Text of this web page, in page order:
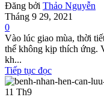
Đăng bởi Thảo Nguyễn
Tháng 9 29, 2021
0
Vào lúc giao mùa, thời
thể không kịp thích ứng.
kh...
Tiếp tục đọc
11 Th9